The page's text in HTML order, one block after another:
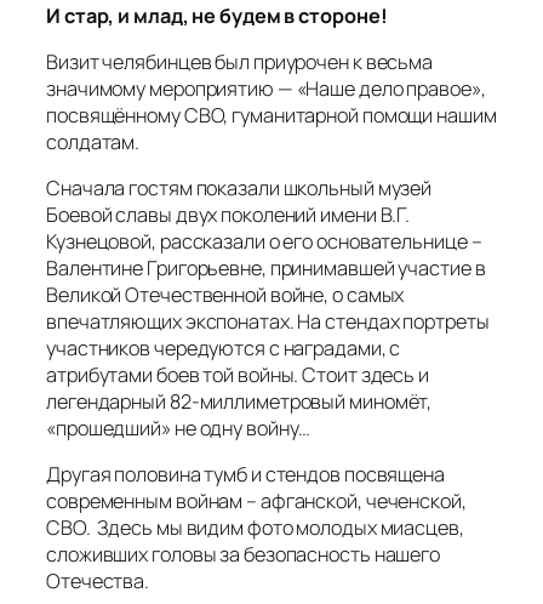
И стар, и млад, не будем в стороне!
Визит челябинцев был приурочен к весьма
значимому мероприятию — «Наше дело правое»,
посвящённому СВО, гуманитарной помощи нашим
солдатам.
Сначала гостям показали школьный музей
Боевой славы двух поколений имени В.Г.
Кузнецовой, рассказали о его основательнице –
Валентине Григорьевне, принимавшей участие в
Великой Отечественной войне, о самых
впечатляющих экспонатах. На стендах портреты
участников чередуются с наградами, с
атрибутами боев той войны. Стоит здесь и
легендарный 82-миллиметровый миномёт,
«прошедший» не одну войну…
Другая половина тумб и стендов посвящена
современным войнам – афганской, чеченской,
СВО. Здесь мы видим фото молодых миасцев,
сложивших головы за безопасность нашего
Отечества.